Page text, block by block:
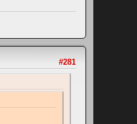
#281